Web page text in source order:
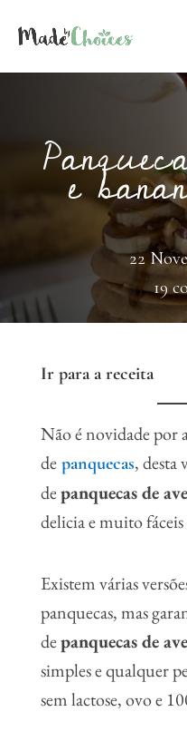
e
22
19
Ir para a receita
Não é novidade por
depanquecas, desta
depanquecas de
delicia e muito fáceis
Existem várias
panquecas, mas
depanquecas de
simples e qualquer
sem lactose, ovo e